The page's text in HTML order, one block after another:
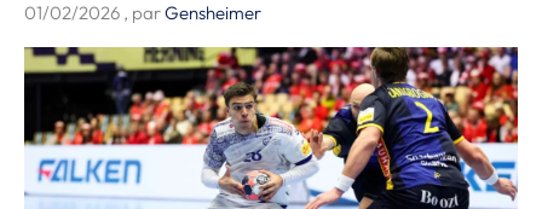
01/02/2026 , parGensheimer